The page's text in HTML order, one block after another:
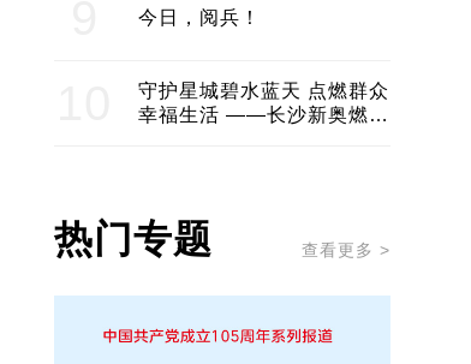
今日，阅兵！
守护星城碧水蓝天 点燃群众
幸福生活 ——长沙新奥燃气
热门专题 查看更多 >